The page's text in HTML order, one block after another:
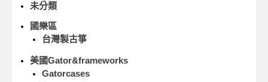
未分類
國樂區
台灣製古箏
美國Gator&frameworks
Gatorcases